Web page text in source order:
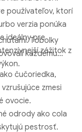
používateľov, ktorí
verzia ponúka
ideálny pre
zážitok z
Tobolky
každému
čučoriedka,
zmesi
ovocie.
odrody ako cola
pestrosť.